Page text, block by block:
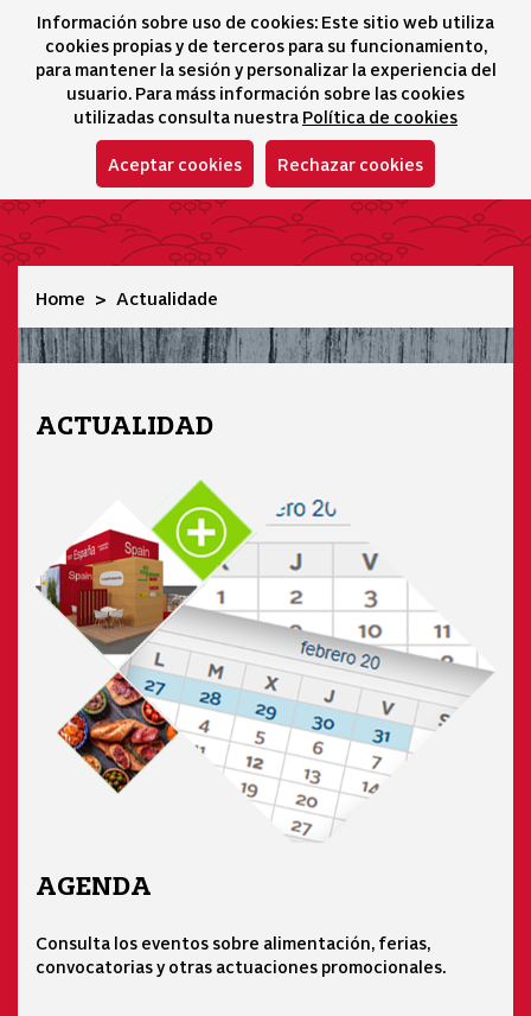
Información sobre uso de cookies: Este sitio web utiliza
cookies propias y de terceros para su funcionamiento,
para mantener la sesión y personalizar la experiencia del
usuario. Para máss información sobre las cookies
utilizadas consulta nuestra Política de cookies
Aceptar cookies Rechazar cookies
Sélecteur de
icono
Actualidade
Home Actualidade
ACTUALIDAD
AGENDA
Consulta los eventos sobre alimentación, ferias,
convocatorias y otras actuaciones promocionales.